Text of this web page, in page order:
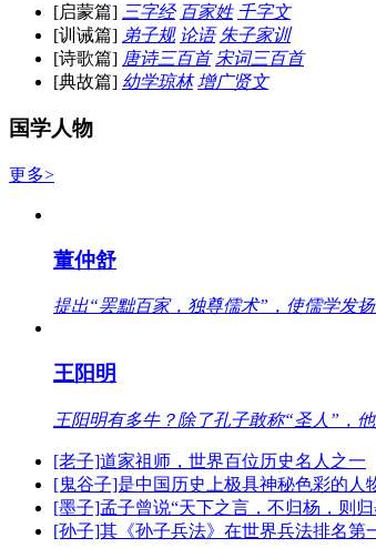
[启蒙篇] 三字经 百家姓 千字文
[训诫篇] 弟子规 论语 朱子家训
[诗歌篇] 唐诗三百首 宋词三百首
[典故篇] 幼学琼林 增广贤文
国学人物
更多>
董仲舒
提出“罢黜百家，独尊儒术”，使儒学发
王阳明
王阳明有多牛？除了孔子敢称“圣人”，
[老子]道家祖师，世界百位历史名人之一
[鬼谷子]是中国历史上极具神秘色彩的人
[墨子]孟子曾说“天下之言，不归杨，则归
[孙子]其《孙子兵法》在世界兵法排名第